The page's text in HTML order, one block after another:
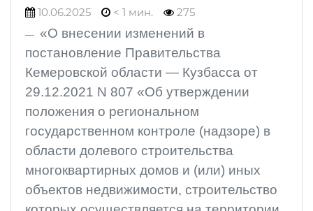
10.06.2025 < 1 мин. 275
«О внесении изменений в
постановление Правительства
Кемеровской области — Кузбасса от
29.12.2021 N 807 «Об утверждении
положения о региональном
государственном контроле (надзоре) в
области долевого строительства
многоквартирных домов и (или) иных
объектов недвижимости, строительство